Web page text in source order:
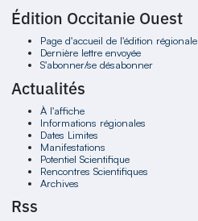
Édition Occitanie Ouest
Page d'accueil de l'édition régionale
Dernière lettre envoyée
S'abonner/se désabonner
Actualités
À l'affiche
Informations régionales
Dates Limites
Manifestations
Potentiel Scientifique
Rencontres Scientifiques
Archives
Rss